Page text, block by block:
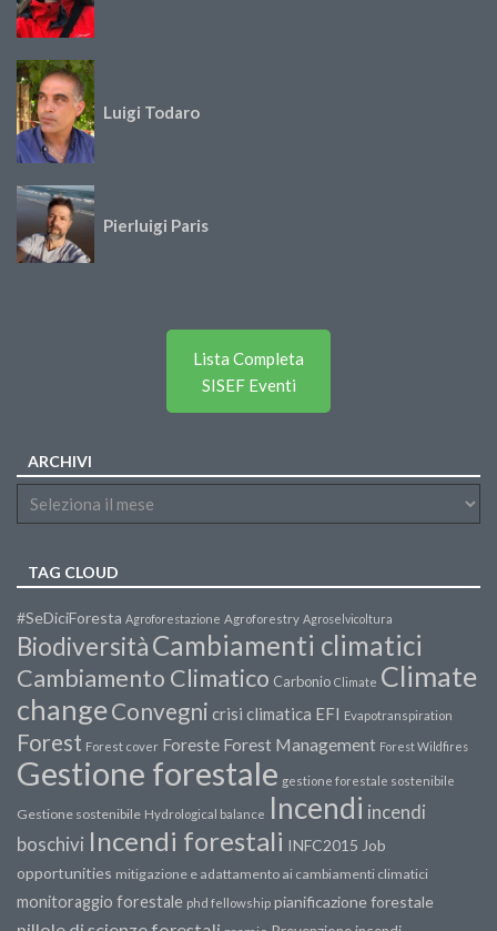
Luigi Todaro
Pierluigi Paris
Lista Completa
SISEF Eventi
ARCHIVI
TAG CLOUD
#SeDiciForesta Agroforestazione Agroforestry Agroselvicoltura
BiodiversitàCambiamenti climatici
Cambiamento Climatico Carbonio Climate Climate
changeConvegni crisi climatica EFI Evapotranspiration
Forest Forest cover Foreste Forest Management Forest Wildfires
Gestione forestale gestione forestale sostenibile
Gestione sostenibile Hydrological balance Incendi incendi
boschivi Incendi forestali INFC2015 Job
opportunities mitigazione e adattamento ai cambiamenti climatici
monitoraggio forestale phd fellowship pianificazione forestale